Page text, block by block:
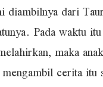
diambilnya dari
Pada waktu
maka
cerita itu